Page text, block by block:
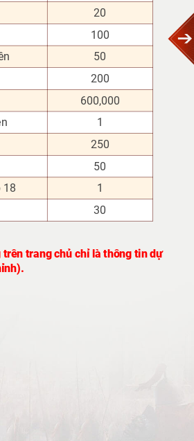
20
100
50
200
600,000
1
250
50
18
1
30
trang chủ chỉ là thông tin dự